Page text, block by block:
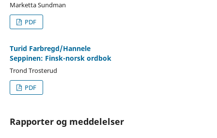
Marketta Sundman
PDF
Turid Farbregd/Hannele
Seppinen: Finsk-norsk ordbok
Trond Trosterud
PDF
Rapporter og meddelelser